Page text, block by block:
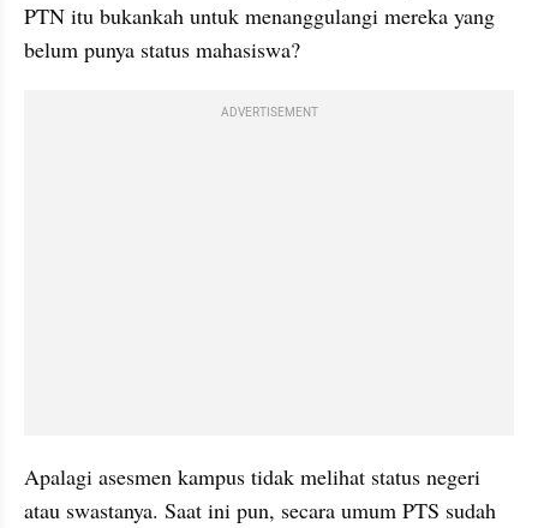
PTN itu bukankah untuk menanggulangi mereka yang
belum punya status mahasiswa?
ADVERTISEMENT
Apalagi asesmen kampus tidak melihat status negeri
atau swastanya. Saat ini pun, secara umum PTS sudah